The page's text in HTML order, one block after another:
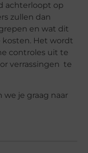
achterloopt op
zullen dan
en wat dit
Het wordt
controles uit te
verrassingen te
we je graag naar